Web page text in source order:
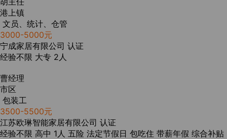
港上镇
文员、统计、仓管
3000-5000元
宁成家居有限公司 认证
经验不限 大专 2人
曹经理
市区
包装工
3500-5500元
江苏欧琳智能家居有限公司 认证
经验不限 高中 1人 五险 法定节假日 包吃住 带薪年假 综合补贴